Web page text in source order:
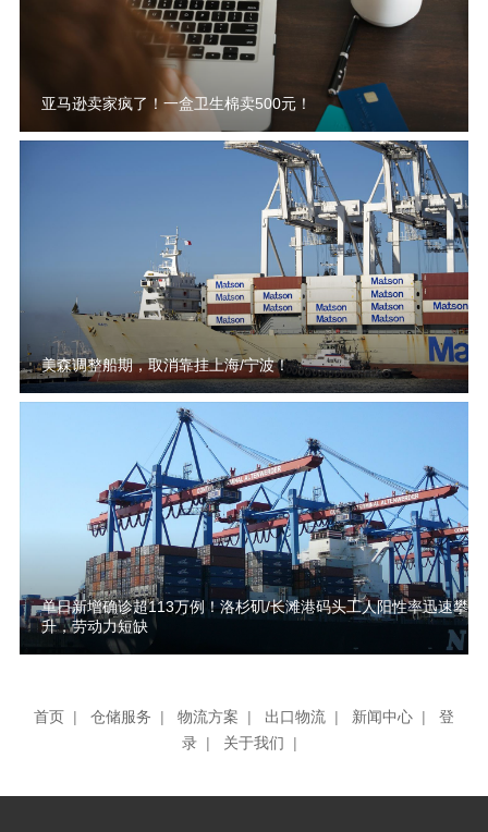
亚马逊卖家疯了！一盒卫生棉卖500元！
美森调整船期，取消靠挂上海/宁波！
单日新增确诊超113万例！洛杉矶/长滩港码头工人阳性率迅速攀
升，劳动力短缺
首页 | 仓储服务 | 物流方案 | 出口物流 | 新闻中心 |
登
录 | 关于我们 |